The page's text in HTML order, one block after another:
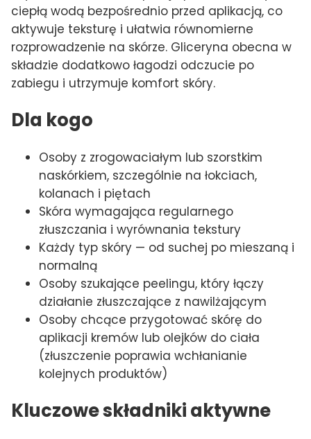
ciepłą wodą bezpośrednio przed aplikacją, co
aktywuje teksturę i ułatwia równomierne
rozprowadzenie na skórze. Gliceryna obecna w
składzie dodatkowo łagodzi odczucie po
zabiegu i utrzymuje komfort skóry.
Dla kogo
Osoby z zrogowaciałym lub szorstkim
naskórkiem, szczególnie na łokciach,
kolanach i piętach
Skóra wymagająca regularnego
złuszczania i wyrównania tekstury
Każdy typ skóry — od suchej po mieszaną i
normalną
Osoby szukające peelingu, który łączy
działanie złuszczające z nawilżającym
Osoby chcące przygotować skórę do
aplikacji kremów lub olejków do ciała
(złuszczenie poprawia wchłanianie
kolejnych produktów)
Kluczowe składniki aktywne